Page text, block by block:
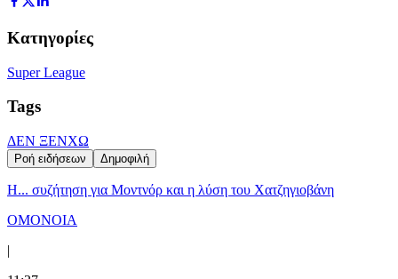
Κατηγορίες
Super League
Tags
ΔΕΝ ΞΕΝΧΩ
Ροή ειδήσεων Δημοφιλή
Η... συζήτηση για Μοντνόρ και η λύση του Χατζηγιοβάνη
ΟΜΟΝΟΙΑ
|